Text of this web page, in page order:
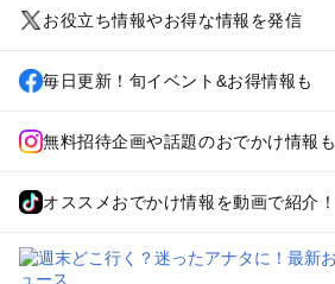
お役立ち情報やお得な情報を発信
毎日更新！旬イベント&お得情報も
無料招待企画や話題のおでかけ情報も
オススメおでかけ情報を動画で紹介！